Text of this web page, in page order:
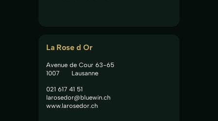
La Rose d Or
Avenue de Cour 63-65
1007
Lausanne
021 617 41 51
larosedor@bluewin.ch
www.larosedor.ch